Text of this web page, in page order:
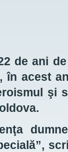
de ani
în acest
şi